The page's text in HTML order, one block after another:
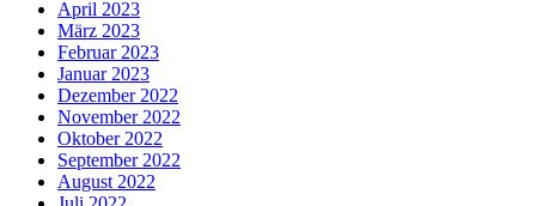
April 2023
März 2023
Februar 2023
Januar 2023
Dezember 2022
November 2022
Oktober 2022
September 2022
August 2022